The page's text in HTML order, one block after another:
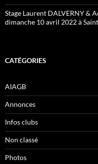
Stage Laurent DALVERNY &
dimanche 10 avril 2022 à
CATÉGORIES
AIAGB
Annonces
Infos clubs
Non classé
Photos